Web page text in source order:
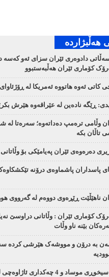
دادوەری ئێران سزای ئەو کەسە
کۆماری ئێران هەڵبەستبوو
کاتی ئەوە هاتووە ئەمریکا لە
ڕێگە نادەین لە عێراقەوە هێرش
وڵامی ترەمپ دەداتەوە؛ سەرەتا لە
تاڵان بکە
دەرەوەی ئێران پەیامێکی بۆ
پاسداران پاشماوەی درۆنە
ناهێڵێت ڕێڕەوی دووەم لە گەرووی
کۆماری ئێران : وڵاتانی دراوسێ
بێنە ناو وڵات
بە درۆن و مووشەک هێرشی کردە
21 سیخوڕی موساد و 4